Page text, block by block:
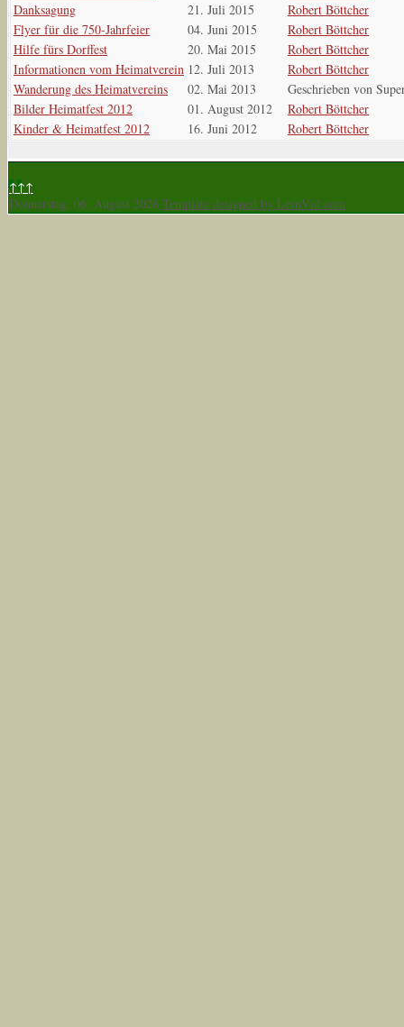
Danksagung
21. Juli 2015
Robert Böttcher
Flyer für die 750-Jahrfeier
04. Juni 2015
Robert Böttcher
Hilfe fürs Dorffest
20. Mai 2015
Robert Böttcher
Informationen vom Heimatverein 12. Juli 2013
Robert Böttcher
Wanderung des Heimatvereins
02. Mai 2013
Geschrieben von
Bilder Heimatfest 2012
01. August 2012
Robert Böttcher
Kinder & Heimatfest 2012
16. Juni 2012 Robert Böttcher
↑↑↑
Donnerstag, 06. August 2026 Template designed by LernVid.com